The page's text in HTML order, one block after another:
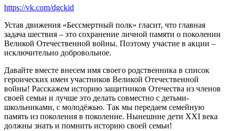
https://vk.com/dgckid
Устав движения «Бессмертный полк» гласит, что главная
задача шествия – это сохранение личной памяти о поколении
Великой Отечественной войны. Поэтому участие в акции –
исключительно добровольное.
Давайте вместе внесем имя своего родственника в список
героических имен участников Великой Отечественной
войны! Расскажем историю защитников Отечества из членов
своей семьи и лучше это делать совместно с детьми-
школьниками, с молодёжью. Так мы передаем семейную
память из поколения в поколение. Нынешние дети ХХI века
должны знать и помнить историю своей семьи!